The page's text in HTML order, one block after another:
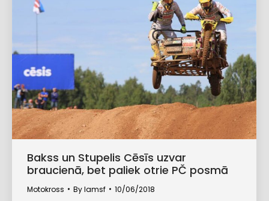
Bakss un Stupelis Cēsīs uzvar
braucienā, bet paliek otrie PČ posmā
Motokross Bylamsf 10/06/2018